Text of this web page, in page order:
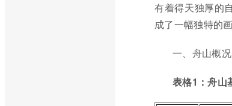
有着得天独厚的
成了一幅独特的
一、舟山概况
表格1：舟山